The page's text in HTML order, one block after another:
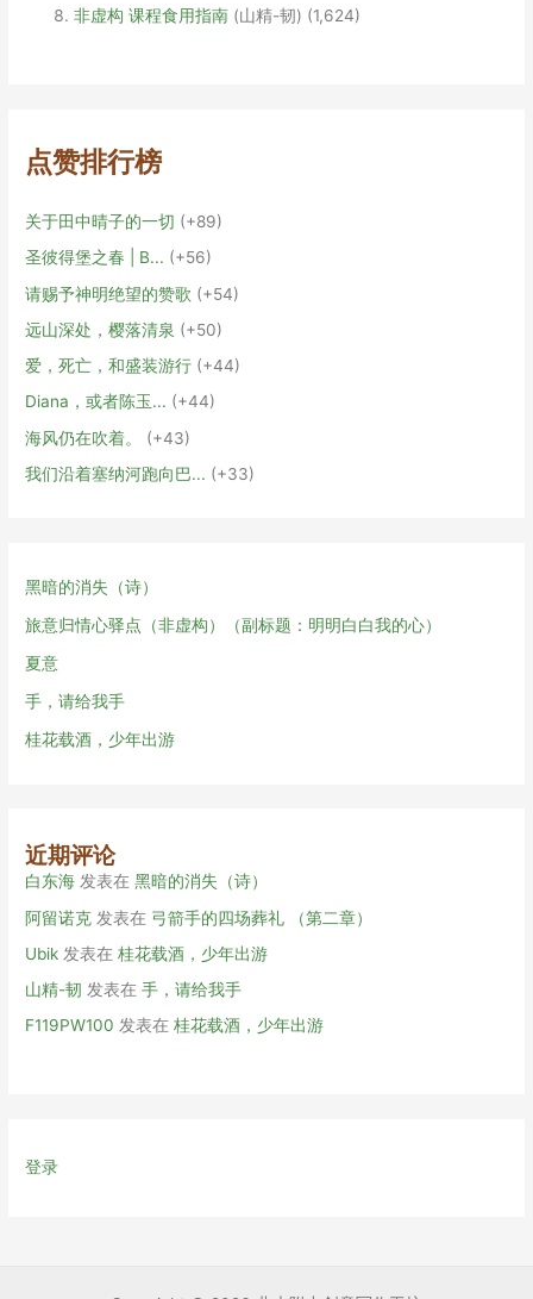
非虚构 课程食用指南 (山精-韧) (1,624)
点赞排行榜
关于田中晴子的一切
+89
圣彼得堡之春 | В...
+56
请赐予神明绝望的赞歌
+54
远山深处，樱落清泉
+50
爱，死亡，和盛装游行
+44
Diana，或者陈玉...
+44
海风仍在吹着。
+43
我们沿着塞纳河跑向巴...
+33
黑暗的消失（诗）
旅意归情心驿点（非虚构）（副标题：明明白白我的心）
夏意
手，请给我手
桂花载酒，少年出游
近期评论
白东海 发表在黑暗的消失（诗）
阿留诺克 发表在 弓箭手的四场葬礼 （第二章）
Ubik 发表在桂花载酒，少年出游
山精-韧 发表在手，请给我手
F119PW100 发表在桂花载酒，少年出游
登录